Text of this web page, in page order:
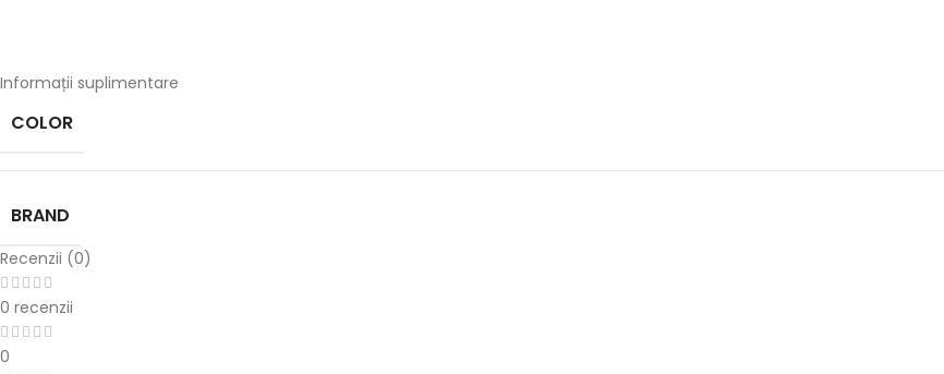
Informații suplimentare
COLOR
BRAND
Recenzii (0)
0 recenzii
0